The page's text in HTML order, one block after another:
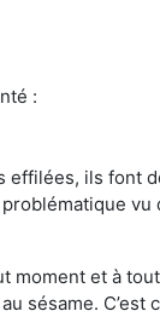
:
effilées, ils font
vu
moment et à
sésame. C’est